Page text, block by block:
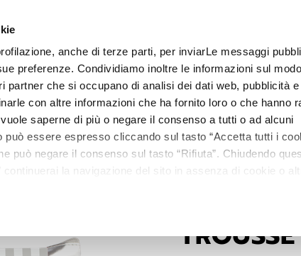
anche di terze parti, per inviarLe messaggi
preferenze. Condividiamo inoltre le informazioni sul
partner che si occupano di analisi dei dati web, pubblicità
con altre informazioni che ha fornito loro o che hanno
saperne di più o negare il consenso a tutti o ad alcuni
può essere espresso cliccando sul tasto “Accetta tutti i
può negare il consenso sul tasto “Rifiuta”. Chiudendo
continuerai la navigazione del sito in assenza di cookie o
Trattamenti Centri estetici Matis Paris